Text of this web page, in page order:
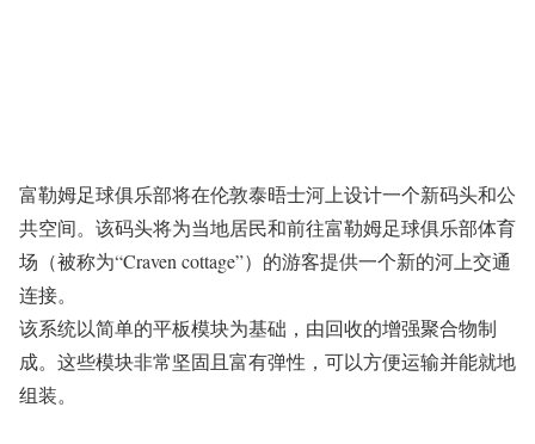
富勒姆足球俱乐部将在伦敦泰晤士河上设计一个新码头和公
共空间。该码头将为当地居民和前往富勒姆足球俱乐部体育
场（被称为“Craven cottage”）的游客提供一个新的河上交通
连接。
该系统以简单的平板模块为基础，由回收的增强聚合物制
成。这些模块非常坚固且富有弹性，可以方便运输并能就地
组装。